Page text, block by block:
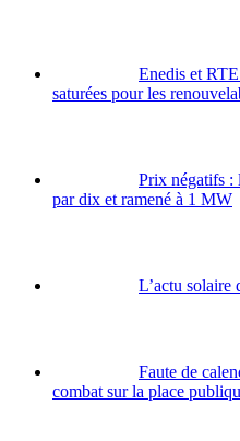
Enedis et
saturées pour les
Prix négatifs :
par dix et ramené à 1 MW
L’actu solaire
Faute de
combat sur la place